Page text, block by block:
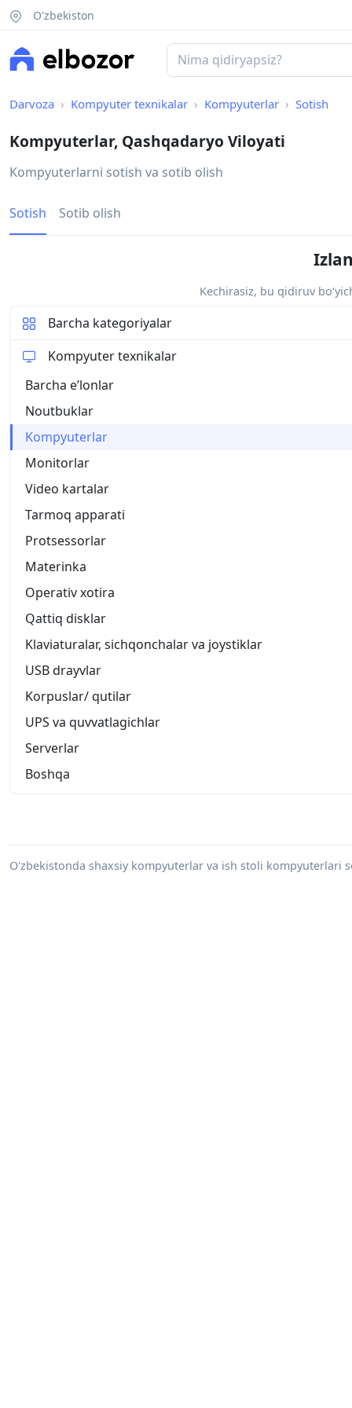
O'zbekiston
Darvoza Kompyuter texnikalar Kompyuterlar Sotish
Kompyuterlar, Qashqadaryo Viloyati
Kompyuterlarni sotish va sotib olish
Sotish Sotib olish
Kechirasiz, bu qidiruv
Barcha kategoriyalar
Kompyuter texnikalar
Barcha eʼlonlar
Noutbuklar
Kompyuterlar
Monitorlar
Video kartalar
Tarmoq apparati
Protsessorlar
Materinka
Operativ xotira
Qattiq disklar
Klaviaturalar, sichqonchalar va joystiklar
USB drayvlar
Korpuslar/ qutilar
UPS va quvvatlagichlar
Serverlar
Boshqa
O'zbekistonda shaxsiy kompyuterlar va ish stoli kompyuterlari